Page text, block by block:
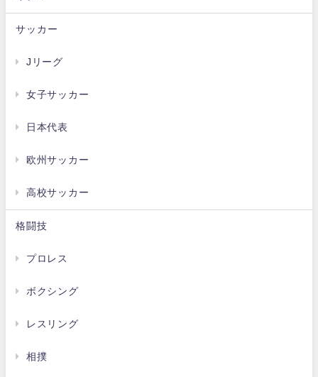
サッカー
Jリーグ
女子サッカー
日本代表
欧州サッカー
高校サッカー
格闘技
プロレス
ボクシング
レスリング
相撲